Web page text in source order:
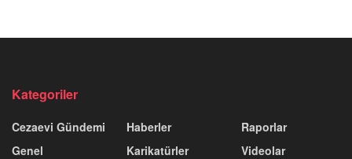
Kategoriler
Cezaevi Gündemi
Genel
Haberler
Karikatürler
Raporlar
Videolar